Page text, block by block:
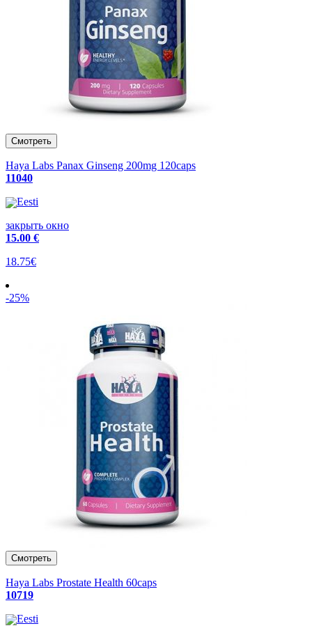
Haya Labs Panax Ginseng 200mg 120caps
11040
Eesti
закрыть окно
15.00 €
18.75€
-25%
Haya Labs Prostate Health 60caps
10719
Eesti